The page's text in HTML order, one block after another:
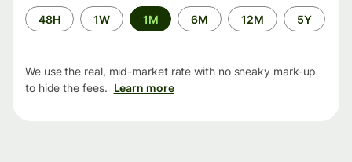
Time
period
48H 1W 1M 6M 12M 5Y
We use the real, mid-market rate with no sneaky mark-up
to hide the fees. Learn more